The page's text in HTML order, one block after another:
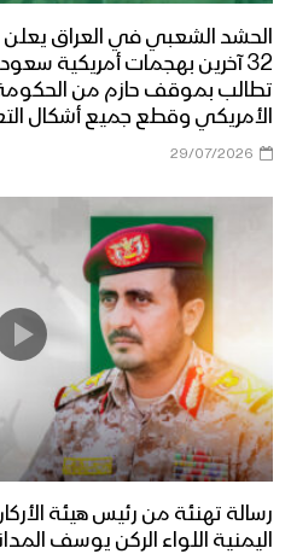
32 آخرين بهجمات أمريكية
تطالب بموقف حازم من الحكومة
الأمريكي وقطع جميع أشكال
29/07/2026
رسالة تهنئة من رئيس هيئة
اليمنية اللواء الركن يوسف